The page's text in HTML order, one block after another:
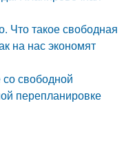
Что такое свободная
на нас экономят
свободной
перепланировке